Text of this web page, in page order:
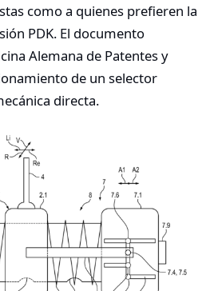
como a quienes prefieren la
PDK. El documento
Alemana de Patentes y
de un selector
directa.